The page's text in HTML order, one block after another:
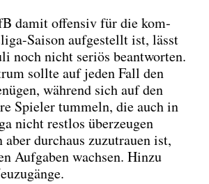
damit offen­siv für die kom­
Sai­son auf­ge­stellt ist, lässt
noch nicht seri­ös beant­wor­ten.
soll­te auf jeden Fall den
wäh­rend sich auf den
Spie­ler tum­meln, die auch in
nicht rest­los über­zeu­gen
aber durch­aus zuzu­trau­en ist,
Auf­ga­ben wach­sen. Hin­zu